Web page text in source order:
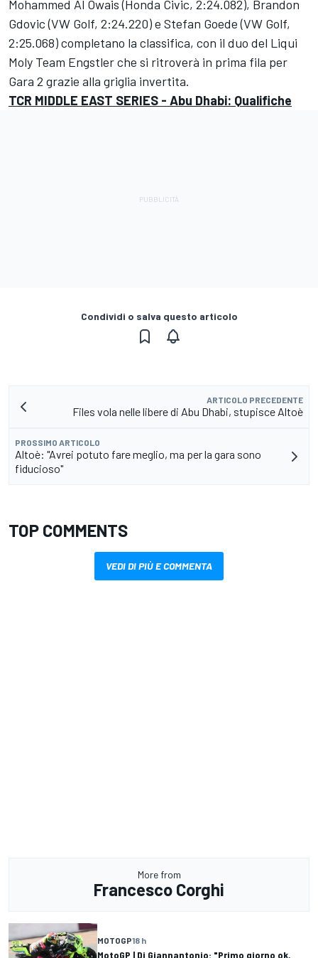
Mohammed Al Owais (Honda Civic, 2:24.082), Brandon
Gdovic (VW Golf, 2:24.220) e Stefan Goede (VW Golf,
2:25.068) completano la classifica, con il duo del Liqui
Moly Team Engstler che si ritroverà in prima fila per
Gara 2 grazie alla griglia invertita.
TCR MIDDLE EAST SERIES - Abu Dhabi: Qualifiche
Condividi o salva questo articolo
ARTICOLO PRECEDENTE
Files vola nelle libere di Abu Dhabi, stupisce Altoè
PROSSIMO ARTICOLO
Altoè: "Avrei potuto fare meglio, ma per la gara sono
fiducioso"
TOP COMMENTS
VEDI DI PIÙ E COMMENTA
More from
Francesco Corghi
MOTOGP18 h
MotoGP | Di Giannantonio: "Primo giorno ok,